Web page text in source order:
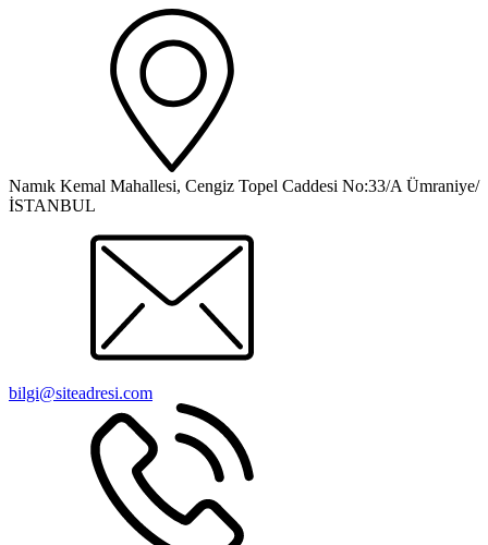
Namık Kemal Mahallesi, Cengiz Topel Caddesi No:33/A Ümraniye/
İSTANBUL
bilgi@siteadresi.com